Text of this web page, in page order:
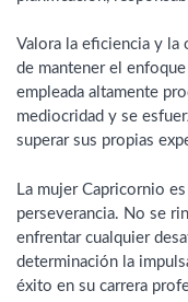
Valora la eficiencia y la
de mantener el
empleada altamente
mediocridad y se
superar sus propias
La mujer Capricornio
perseverancia. No se
enfrentar cualquier
determinación la
éxito en su carrera